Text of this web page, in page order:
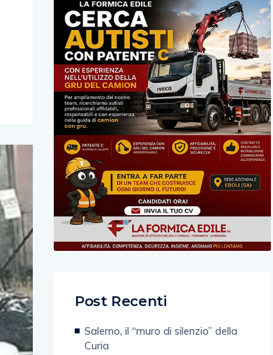
Post Recenti
Salerno, il “muro di silenzio” della
Curia